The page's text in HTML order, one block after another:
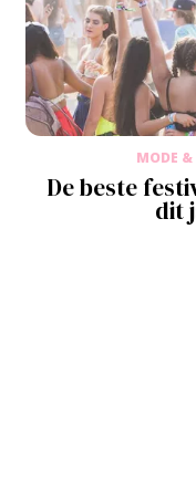
MODE &
De beste
dit